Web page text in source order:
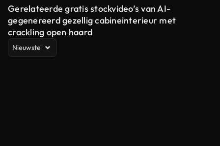
Gerelateerde gratis stockvideo’s van AI-
gegenereerd gezellig cabineinterieur met
crackling open haard
Nieuwste